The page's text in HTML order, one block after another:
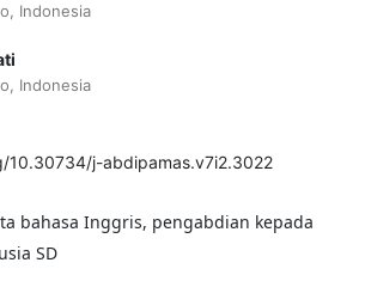
Indonesia
Indonesia
10.30734/j-abdipamas.v7i2.3022
bahasa Inggris, pengabdian kepada
SD